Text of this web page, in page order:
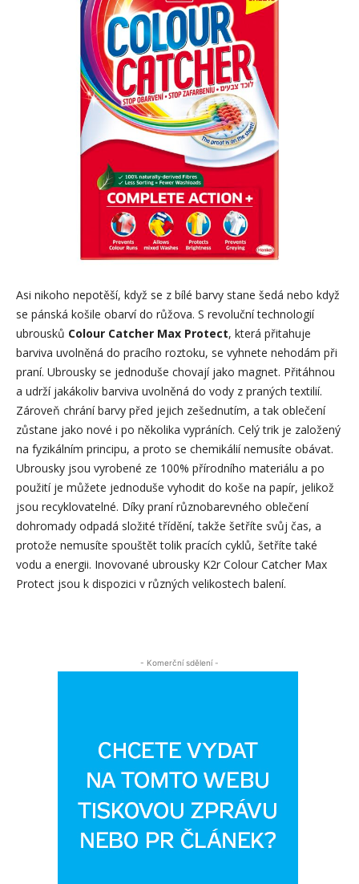
Asi nikoho nepotěší, když se z bílé barvy stane šedá nebo když
se pánská košile obarví do růžova. S revoluční technologií
ubrousků Colour Catcher Max Protect, která přitahuje
barviva uvolněná do pracího roztoku, se vyhnete nehodám při
praní. Ubrousky se jednoduše chovají jako magnet. Přitáhnou
a udrží jakákoliv barviva uvolněná do vody z praných textilií.
Zároveň chrání barvy před jejich zešednutím, a tak oblečení
zůstane jako nové i po několika vypráních. Celý trik je založený
na fyzikálním principu, a proto se chemikálií nemusíte obávat.
Ubrousky jsou vyrobené ze 100% přírodního materiálu a po
použití je můžete jednoduše vyhodit do koše na papír, jelikož
jsou recyklovatelné. Díky praní různobarevného oblečení
dohromady odpadá složité třídění, takže šetříte svůj čas, a
protože nemusíte spouštět tolik pracích cyklů, šetříte také
vodu a energii. Inovované ubrousky K2r Colour Catcher Max
Protect jsou k dispozici v různých velikostech balení.
- Komerční sdělení -